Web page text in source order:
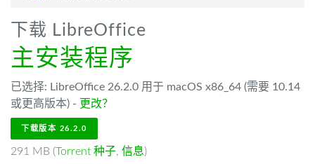
下载 LibreOffice
主安装程序
已选择: LibreOffice 26.2.0 用于 macOS x86_64 (需要 10.14
或更高版本) - 更改？
下载版本 26.2.0
291 MB (Torrent 种子, 信息)